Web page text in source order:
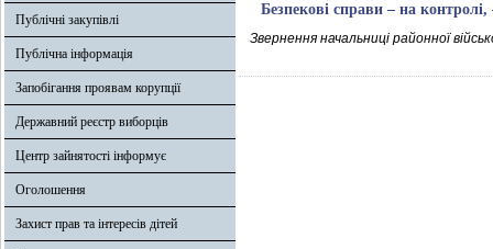
Публічні закупівлі
Публічна інформація
Запобігання проявам корупції
Державний реєстр виборців
Центр зайнятості інформує
Оголошення
Захист прав та інтересів дітей
Безпекові справи – на
Звернення начальниці районної